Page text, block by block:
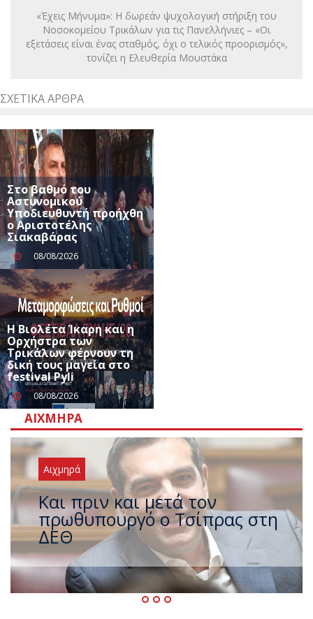
«Έχεις Μήνυμα»: Η δωρεάν ψυχολογική στήριξη του
Νοσοκομείου Τρικάλων για τις Πανελλήνιες – «Οι
εξετάσεις είναι ένας σταθμός, όχι ο τελικός προορισμός»,
τονίζει η Ελευθερία Μουστάκα
ΣΧΕΤΙΚΆ ΆΡΘΡΑ
Στο βαθμό του
Αστυνομικού
Υποδιευθυντή προήχθη
ο Αριστοτέλης
Σιακαβάρας
08/08/2026
Η Βιολέτα Ίκαρη και η
Ορχήστρα των
Τρικάλων φέρνουν τη
δική τους μαγεία στο
festival Pyli
08/08/2026
ΑΙΧΜΗΡΆ
Αιχμηρά
Έρχεται νέο ισχυρό κύμα
ζέστης με 40 βαθμούς Κελσίου
– Ο καιρός έως τον
Δεκαπενταύγουστο